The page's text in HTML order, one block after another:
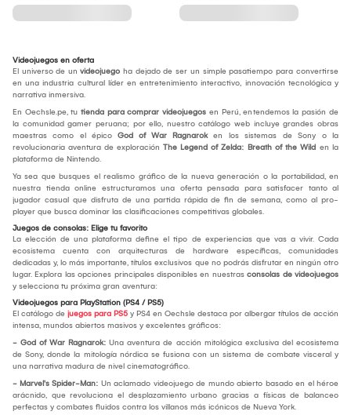
Videojuegos en oferta
El universo de un videojuego ha dejado de ser un simple pasatiempo para convertirse
en una industria cultural líder en entretenimiento interactivo, innovación tecnológica y
narrativa inmersiva.
En Oechsle.pe, tu tienda para comprar videojuegos en Perú, entendemos la pasión de
la comunidad gamer peruana; por ello, nuestro catálogo web incluye grandes obras
maestras como el épico God of War Ragnaroken los sistemas de Sony o la
revolucionaria aventura de exploración The Legend of Zelda: Breath of the Wild en la
plataforma de Nintendo.
Ya sea que busques el realismo gráfico de la nueva generación o la portabilidad, en
nuestra tienda online estructuramos una oferta pensada para satisfacer tanto al
jugador casual que disfruta de una partida rápida de fin de semana, como al pro-
player que busca dominar las clasificaciones competitivas globales.
Juegos de consolas: Elige tu favorito
La elección de una plataforma define el tipo de experiencias que vas a vivir. Cada
ecosistema cuenta con arquitecturas de hardware específicas, comunidades
dedicadas y, lo más importante, títulos exclusivos que no podrás disfrutar en ningún otro
lugar. Explora las opciones principales disponibles en nuestras consolas de videojuegos
y selecciona tu próxima gran aventura:
Videojuegos para PlayStation (PS4 / PS5)
El catálogo de juegos para PS5 y PS4 en Oechsle destaca por albergar títulos de acción
intensa, mundos abiertos masivos y excelentes gráficos:
- God of War Ragnarok: Una aventura de acción mitológica exclusiva del ecosistema
de Sony, donde la mitología nórdica se fusiona con un sistema de combate visceral y
una narrativa madura de nivel cinematográfico.
- Marvel's Spider-Man: Un aclamado videojuego de mundo abierto basado en el héroe
arácnido, que revoluciona el desplazamiento urbano gracias a físicas de balanceo
perfectas y combates fluidos contra los villanos más icónicos de Nueva York.